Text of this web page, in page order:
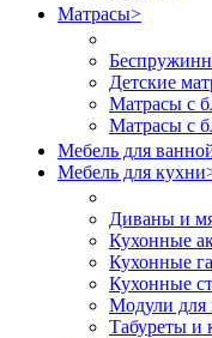
Матрасы>
Детские
Матрасы с
Матрасы с
Мебель для
Мебель для кухни
Диваны и
Кухонные
Кухонные
Кухонные
Модули для
Табуреты и